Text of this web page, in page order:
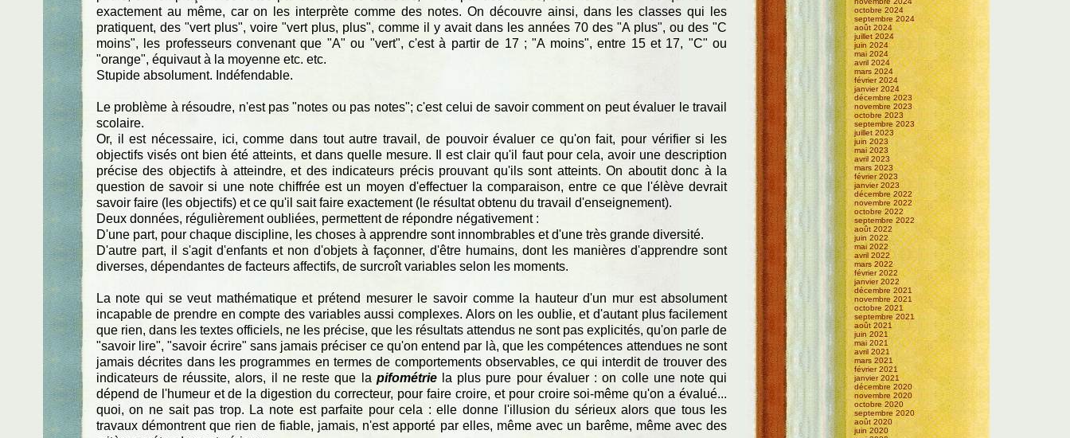
exactement au même, car on les interprète comme des notes. On découvre ainsi, dans les classes qui les
pratiquent, des "vert plus", voire "vert plus, plus", comme il y avait dans les années 70 des "A plus", ou des "C
moins", les professeurs convenant que "A" ou "vert", c'est à partir de 17 ; "A moins", entre 15 et 17, "C" ou
"orange", équivaut à la moyenne etc. etc.
Stupide absolument. Indéfendable.
Le problème à résoudre, n'est pas "notes ou pas notes"; c'est celui de savoir comment on peut évaluer le travail
scolaire.
Or, il est nécessaire, ici, comme dans tout autre travail, de pouvoir évaluer ce qu'on fait, pour vérifier si les
objectifs visés ont bien été atteints, et dans quelle mesure. Il est clair qu'il faut pour cela, avoir une description
précise des objectifs à atteindre, et des indicateurs précis prouvant qu'ils sont atteints. On aboutit donc à la
question de savoir si une note chiffrée est un moyen d'effectuer la comparaison, entre ce que l'élève devrait
savoir faire (les objectifs) et ce qu'il sait faire exactement (le résultat obtenu du travail d'enseignement).
Deux données, régulièrement oubliées, permettent de répondre négativement :
D'une part, pour chaque discipline, les choses à apprendre sont innombrables et d'une très grande diversité.
D'autre part, il s'agit d'enfants et non d'objets à façonner, d'être humains, dont les manières d'apprendre sont
diverses, dépendantes de facteurs affectifs, de surcroît variables selon les moments.
La note qui se veut mathématique et prétend mesurer le savoir comme la hauteur d'un mur est absolument
incapable de prendre en compte des variables aussi complexes. Alors on les oublie, et d'autant plus facilement
que rien, dans les textes officiels, ne les précise, que les résultats attendus ne sont pas explicités, qu'on parle de
"savoir lire", "savoir écrire" sans jamais préciser ce qu'on entend par là, que les compétences attendues ne sont
jamais décrites dans les programmes en termes de comportements observables, ce qui interdit de trouver des
indicateurs de réussite, alors, il ne reste que la pifométriela plus pure pour évaluer : on colle une note qui
dépend de l'humeur et de la digestion du correcteur, pour faire croire, et pour croire soi-même qu'on a évalué...
quoi, on ne sait pas trop. La note est parfaite pour cela : elle donne l'illusion du sérieux alors que tous les
travaux démontrent que rien de fiable, jamais, n'est apporté par elles, même avec un barême, même avec des
octobre 2024
septembre 2024
août 2024
juillet 2024
juin 2024
mai 2024
avril 2024
mars 2024
février 2024
janvier 2024
décembre 2023
novembre 2023
octobre 2023
septembre 2023
juillet 2023
juin 2023
mai 2023
avril 2023
mars 2023
février 2023
janvier 2023
décembre 2022
novembre 2022
octobre 2022
septembre 2022
août 2022
juin 2022
mai 2022
avril 2022
mars 2022
février 2022
janvier 2022
décembre 2021
novembre 2021
octobre 2021
septembre 2021
août 2021
juin 2021
mai 2021
avril 2021
mars 2021
février 2021
janvier 2021
décembre 2020
novembre 2020
octobre 2020
septembre 2020
août 2020
juin 2020